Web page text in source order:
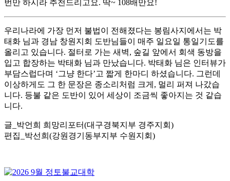
번만 하시라 추천드리고요. 딱~ 108배만요!
우리나라에 가장 먼저 불법이 전해졌다는 봉림사지에서는 박
태화 님과 경남 창원지회 도반님들이 매주 일요일 통일기도를
올리고 있습니다. 절터로 가는 새벽, 숲길 앞에서 회색 동방을
입고 합장하는 박태화 님과 만났습니다. 박태화 님은 인터뷰가
부담스럽다며 ‘그냥 한다’고 짧게 한마디 하셨습니다. 그런데
이상하게도 그 한 문장은 종소리처럼 크게, 멀리 퍼져 나갔습
니다. 등불 같은 도반이 있어 세상이 조금씩 좋아지는 것 같습
니다.
글_박언희 희망리포터(대구경북지부 경주지회)
편집_박선희(강원경기동부지부 수원지회)